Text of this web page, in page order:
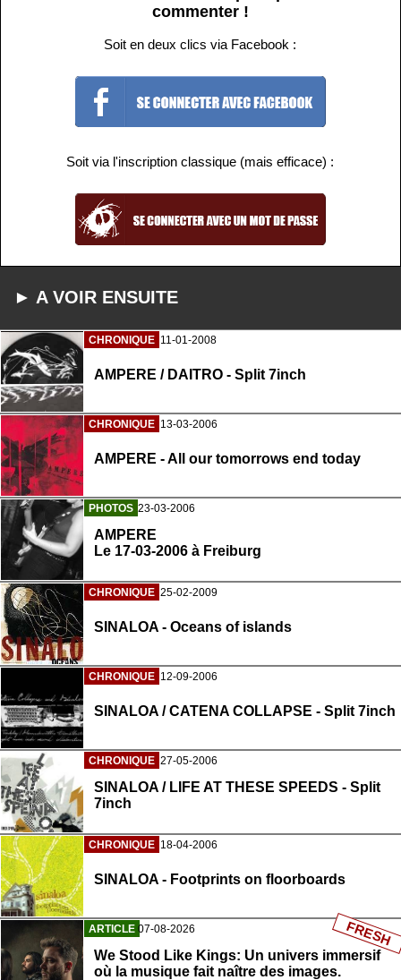
commenter !
Soit en deux clics via Facebook :
Soit via l'inscription classique (mais efficace) :
► A VOIR ENSUITE
CHRONIQUE 11-01-2008
AMPERE / DAITRO - Split 7inch
CHRONIQUE 13-03-2006
AMPERE - All our tomorrows end today
PHOTOS 23-03-2006
AMPERE
Le 17-03-2006 à Freiburg
CHRONIQUE 25-02-2009
SINALOA - Oceans of islands
CHRONIQUE 12-09-2006
SINALOA / CATENA COLLAPSE - Split 7inch
CHRONIQUE 27-05-2006
SINALOA / LIFE AT THESE SPEEDS - Split
7inch
CHRONIQUE 18-04-2006
SINALOA - Footprints on floorboards
ARTICLE 07-08-2026
We Stood Like Kings: Un univers immersif
où la musique fait naître des images.
FRESH